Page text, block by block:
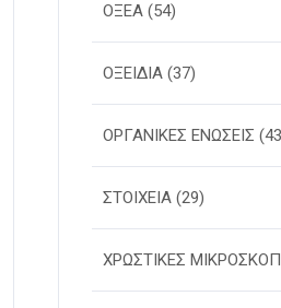
ΟΞΕΑ (54)
ΟΞΕΙΔΙΑ (37)
ΟΡΓΑΝΙΚΕΣ ΕΝΩΣΕΙΣ
ΣΤΟΙΧΕΙΑ (29)
ΧΡΩΣΤΙΚΕΣ